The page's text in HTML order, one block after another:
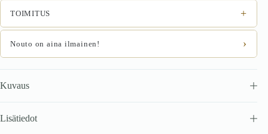
TOIMITUS +
Nouto on aina ilmainen! ›
Kuvaus
Lisätiedot